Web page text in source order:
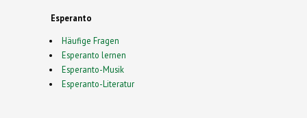
Esperanto
Häufige Fragen
Esperanto lernen
Esperanto-Musik
Esperanto-Literatur